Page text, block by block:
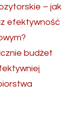
– jak
efektywność
budżet